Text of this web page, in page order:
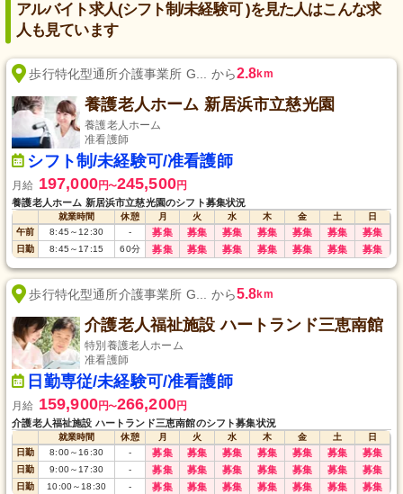
アルバイト求人(シフト制/未経験可 )を見た人はこんな求
人も見ています
歩行特化型通所介護事業所 G... から2.8km
養護老人ホーム 新居浜市立慈光園
養護老人ホーム
准看護師
シフト制/未経験可/准看護師
月給 197,000円〜245,500円
養護老人ホーム 新居浜市立慈光園のシフト募集状況
就業時間 休憩 月 火 水 木 金 土
日
午前
8:45 ～12:30 - 募集 募集 募集 募集 募集 募集 募集
日勤 8:45 ～17:15 60分 募集 募集 募集 募集 募集 募集 募集
歩行特化型通所介護事業所 G... から5.8km
介護老人福祉施設 ハートランド三恵南館
特別養護老人ホーム
准看護師
日勤専従/未経験可/准看護師
月給 159,900円〜266,200円
介護老人福祉施設 ハートランド三恵南館のシフト募集状況
就業時間 休憩 月 火 水 木 金 土
日
日勤
8:00～16:30 - 募集 募集 募集 募集 募集 募集 募集
日勤 9:00～17:30 - 募集 募集 募集 募集 募集 募集 募集
日勤 10:00～18:30 - 募集 募集 募集 募集 募集 募集 募集